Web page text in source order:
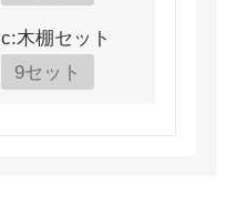
c:木棚セット
9セット